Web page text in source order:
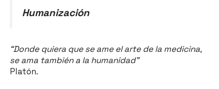
Humanización
“Donde quiera que se ame el arte de la medicina,
se ama también a la humanidad”
Platón.